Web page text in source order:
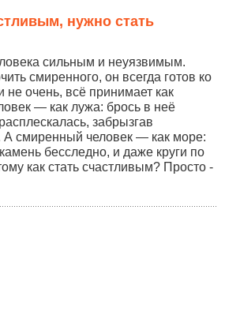
нужно стать
сильным и неуязвимым.
смиренного, он всегда готов ко
не очень, всё принимает как
— как лужа: брось в неё
забрызгав
смиренный человек — как море:
бесследно, и даже круги по
как стать счастливым? Просто -